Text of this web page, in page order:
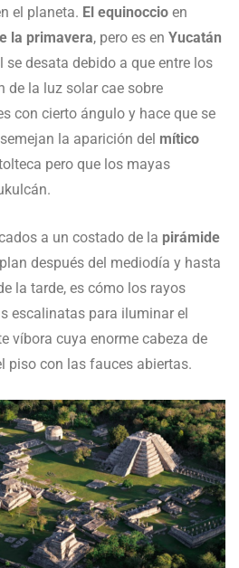
el planeta. El equinoccio en
la primavera, pero es en Yucatán
desata debido a que entre los
de la luz solar cae sobre
con cierto ángulo y hace que se
la aparición del mítico
pero que los mayas
a un costado de la pirámide
después del mediodía y hasta
la tarde, es cómo los rayos
escalinatas para iluminar el
víbora cuya enorme cabeza de
piso con las fauces abiertas.